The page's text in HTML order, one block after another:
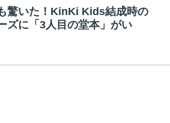
驚いた！KinKi Kids結成時の
ズに「3人目の堂本」がい